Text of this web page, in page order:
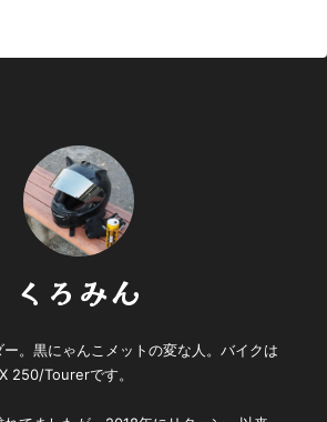
くろみん
。黒にゃんこメットの変な人。バイクは
250/Tourerです。